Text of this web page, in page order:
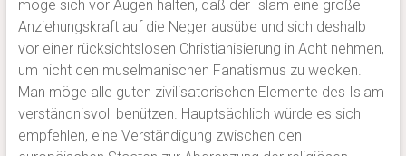
möge sich vor Augen halten, daß der Islam eine große
Anziehungskraft auf die Neger ausübe und sich deshalb
vor einer rücksichtslosen Christianisierung in Acht nehmen,
um nicht den muselmanischen Fanatismus zu wecken.
Man möge alle guten zivilisatorischen Elemente des Islam
verständnisvoll benützen. Hauptsächlich würde es sich
empfehlen, eine Verständigung zwischen den